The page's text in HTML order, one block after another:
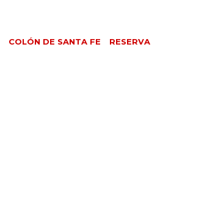
COLÓN DE SANTA FE
RESERVA